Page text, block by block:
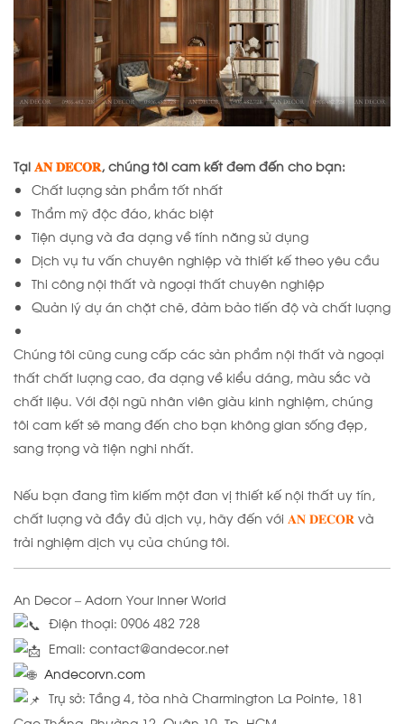
Tại 𝐀𝐍 𝐃𝐄𝐂𝐎𝐑, chúng tôi cam kết đem đến cho bạn:
Chất lượng sản phẩm tốt nhất
Thẩm mỹ độc đáo, khác biệt
Tiện dụng và đa dạng về tính năng sử dụng
Dịch vụ tư vấn chuyên nghiệp và thiết kế theo yêu cầu
Thi công nội thất và ngoại thất chuyên nghiệp
Quản lý dự án chặt chẽ, đảm bảo tiến độ và chất lượng
Chúng tôi cũng cung cấp các sản phẩm nội thất và ngoại
thất chất lượng cao, đa dạng về kiểu dáng, màu sắc và
chất liệu. Với đội ngũ nhân viên giàu kinh nghiệm, chúng
tôi cam kết sẽ mang đến cho bạn không gian sống đẹp,
sang trọng và tiện nghi nhất.
Nếu bạn đang tìm kiếm một đơn vị thiết kế nội thất uy tín,
chất lượng và đầy đủ dịch vụ, hãy đến với 𝐀𝐍 𝐃𝐄𝐂𝐎𝐑 và
trải nghiệm dịch vụ của chúng tôi.
An Decor – Adorn Your Inner World
Điện thoại: 0906 482 728
Email: contact@andecor.net
Andecorvn.com
Trụ sở: Tầng 4, tòa nhà Charmington La Pointe, 181